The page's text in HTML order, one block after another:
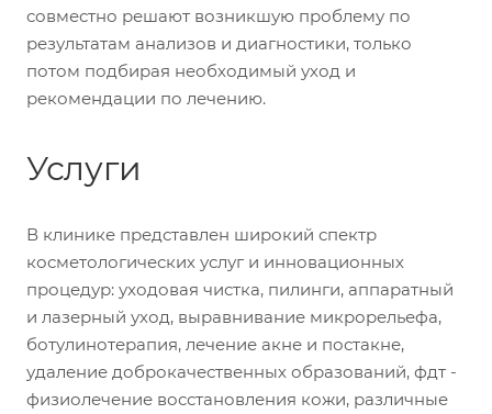
совместно решают возникшую проблему по
результатам анализов и диагностики, только
потом подбирая необходимый уход и
рекомендации по лечению.
Услуги
В клинике представлен широкий спектр
косметологических услуг и инновационных
процедур: уходовая чистка, пилинги, аппаратный
и лазерный уход, выравнивание микрорельефа,
ботулинотерапия, лечение акне и постакне,
удаление доброкачественных образований, фдт -
физиолечение восстановления кожи, различные